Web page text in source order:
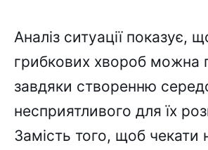
Аналіз ситуації показує,
грибкових хвороб можна
завдяки створенню
несприятливого для їх
Замість того, щоб чекати